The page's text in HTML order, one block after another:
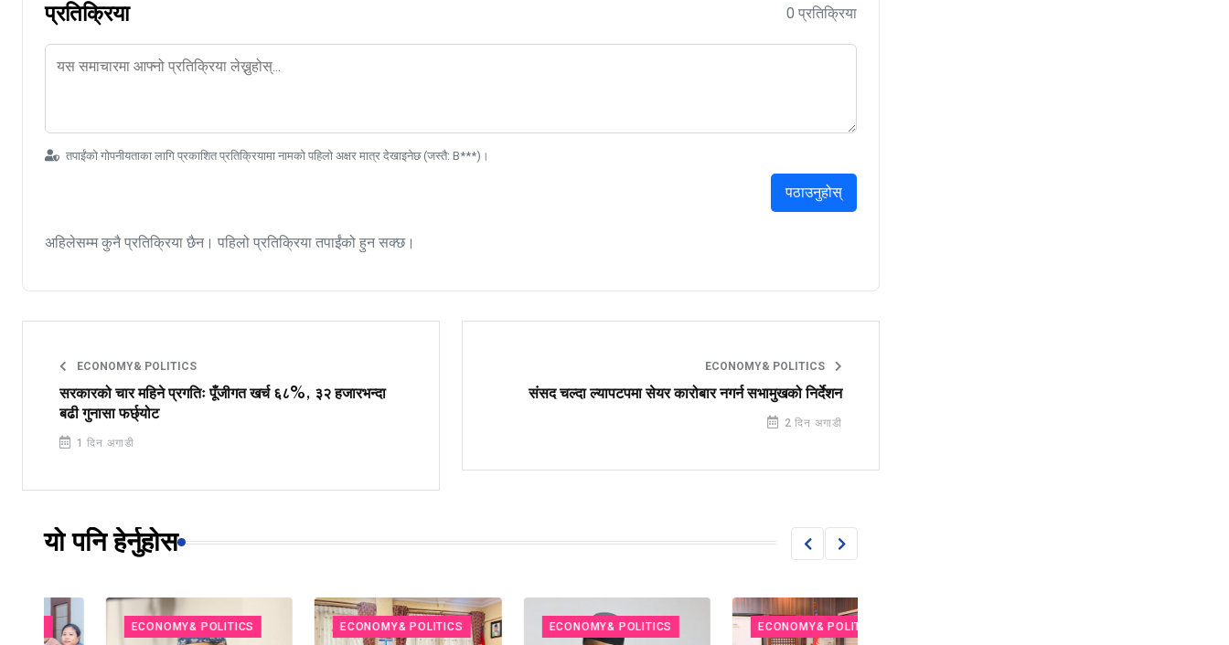
प्रतिक्रिया 0 प्रतिक्रिया
तपाईंको गोपनीयताका लागि प्रकाशित प्रतिक्रियामा नामको पहिलो अक्षर मात्र देखाइनेछ (जस्तै: B***)।
पठाउनुहोस्
अहिलेसम्म कुनै प्रतिक्रिया छैन। पहिलो प्रतिक्रिया तपाईंको हुन सक्छ।
ECONOMY& POLITICS
सरकारको चार महिने प्रगतिः पूँजीगत खर्च ६८%, ३२ हजारभन्दा
बढी गुनासा फर्छ्योट
1 दिन अगाडी
ECONOMY& POLITICS
संसद चल्दा ल्यापटपमा सेयर कारोबार नगर्न सभामुखको निर्देशन
2 दिन अगाडी
यो पनि हेर्नुहोस
ECONOMY& POLITICS ECONOMY& POLITICS ECONOMY& POLITICS ECONOMY& POLITICS